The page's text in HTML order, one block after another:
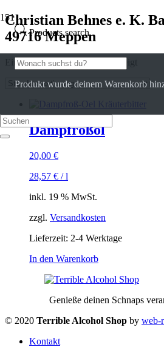
Products search
Produkt wurde deinem Warenkorb
Christian Behnes e. K.
49716 Meppen
Einzelnes Ergebnis wird angezeigt
Dampfroßöl
20,00 €
28,57 € /l
inkl. 19 % MwSt.
zzgl. Versandkosten
Lieferzeit: 2-4 Werktage
In den Warenkorb
Genieße deinen Schnaps
© 2020 Terrible Alcohol Shop by web-
Kontakt